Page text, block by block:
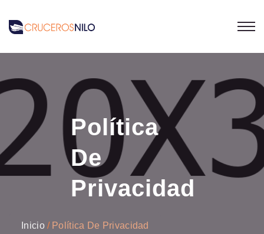
Política
De
Privacidad
Inicio Política De Privacidad